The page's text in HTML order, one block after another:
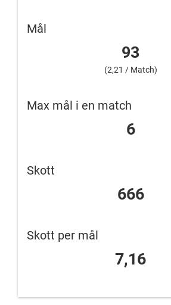
Mål
93
(2,21 / Match)
Max mål i en match
6
Skott
666
Skott per mål
7,16